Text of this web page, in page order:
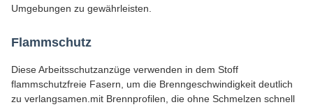
Umgebungen zu gewährleisten.
Flammschutz
Diese Arbeitsschutzanzüge verwenden in dem Stoff
flammschutzfreie Fasern, um die Brenngeschwindigkeit deutlich
zu verlangsamen.mit Brennprofilen, die ohne Schmelzen schnell